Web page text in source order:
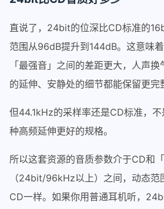
直说了，24bit的位深比CD标准的
范围从96dB提升到144dB。这意味
「最强音」之间的差距更大，人声
的延伸、安静处的细节都能保留更完
但44.1kHz的采样率还是CD标准，
种高频延伸更好的规格。
所以这套资源的音质参数介于CD和「
（24bit/96kHz以上）之间，动态范
CD一样。如果你用普通耳机听，